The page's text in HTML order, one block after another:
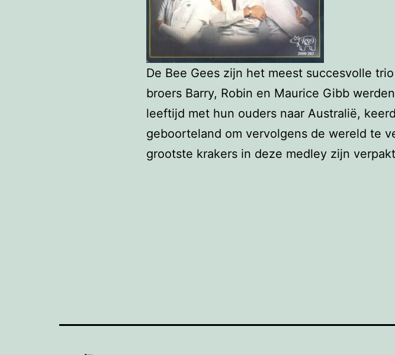
De Bee Gees zijn het meest succesvolle
broers Barry, Robin en Maurice Gibb
leeftijd met hun ouders naar Australië,
geboorteland om vervolgens de wereld te
grootste krakers in deze medley zijn